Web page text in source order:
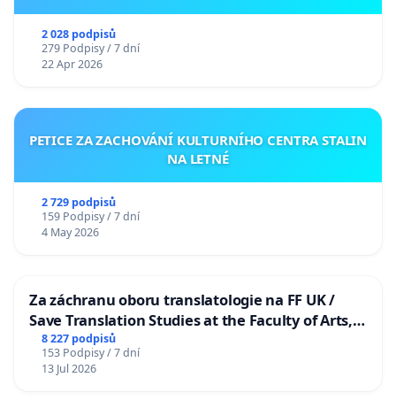
2 028 podpisů
279 Podpisy / 7 dní
22 Apr 2026
PETICE ZA ZACHOVÁNÍ KULTURNÍHO CENTRA STALIN
NA LETNÉ
2 729 podpisů
159 Podpisy / 7 dní
4 May 2026
Za záchranu oboru translatologie na FF UK /
Save Translation Studies at the Faculty of Arts,
Charles University
8 227 podpisů
153 Podpisy / 7 dní
13 Jul 2026